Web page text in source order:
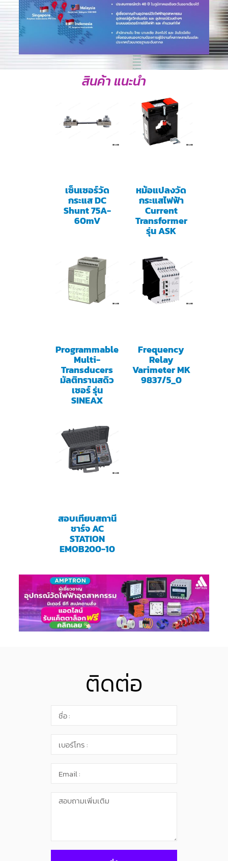
สินค้า แนะนำ
เซ็นเซอร์วัด
กระแส DC
Shunt 75A-
60mV
หม้อแปลงวัด
กระแสไฟฟ้า
Current
Transformer
รุ่น ASK
Programmable
Multi-
Transducers
มัลติทรานสดิว
เซอร์ รุ่น
SINEAX
Frequency
Relay
Varimeter MK
9837/5_0
สอบเทียบสถานี
ชาร์จ AC
STATION
EMOB200-10
ติดต่อ